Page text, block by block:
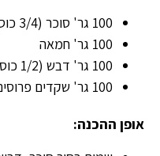
100 גר' סוכר (3/4 כוס)
100 גר' חמאה
100 גר' דבש (1/2 כוס)
100 גר' שקדים פרוסים
אופן ההכנה: